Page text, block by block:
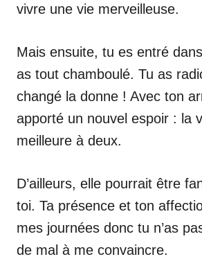
vivre une vie merveilleuse.
Mais ensuite, tu es entré
as tout chamboulé. Tu as
changé la donne ! Avec ton
apporté un nouvel espoir : la
meilleure à deux.
D’ailleurs, elle pourrait être
toi. Ta présence et ton
mes journées donc tu n’as
de mal à me convaincre.